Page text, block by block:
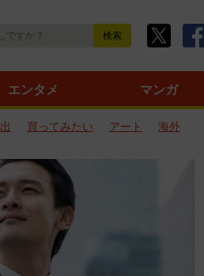
エンタメ マンガ
買ってみたい アート 海外